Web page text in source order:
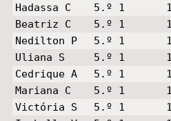
Hadassa C
5.º 1
1
Beatriz C
5.º 1
1
Nedilton P
5.º 1
1
Uliana S
5.º 1
1
Cedrique A
5.º 1
1
Mariana C
5.º 1
1
Victória S
5.º 1
1